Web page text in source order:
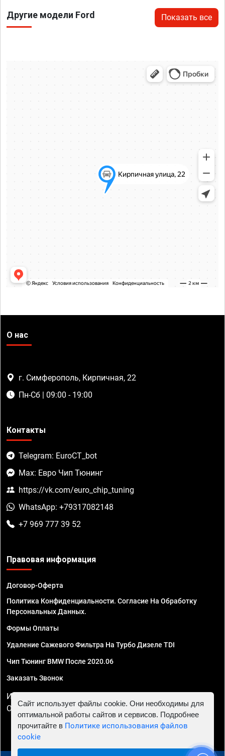
Другие модели Ford Показать все
О нас
г. Симферополь, Кирпичная, 22
Пн-Сб | 09:00 - 19:00
Контакты
Telegram: EuroCT_bot
Max: Евро Чип Тюнинг
https://vk.com/euro_chip_tuning
WhatsApp: +79317082148
+7 969 777 39 52
Правовая информация
Договор-Оферта
Политика Конфиденциальности. Согласие На Обработку
Персональных Данных.
Формы Оплаты
Удаление Сажевого Фильтра На Турбо Дизеле TDI
Чип Тюнинг BMW После 2020.06
Заказать Звонок
ИП Смирнов Георгий Павлович. ИНН 781302555843,
ОГРНИП 324470400032610
Сайт использует файлы cookie. Они необходимы для
оптимальной работы сайтов и сервисов. Подробнее
прочитайте в Политике использования файлов
cookie